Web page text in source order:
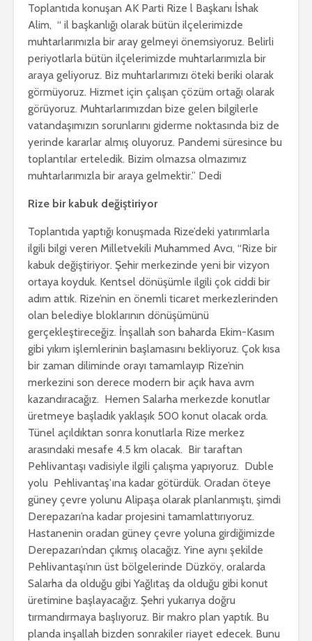
Toplantıda konuşan AK Parti Rize l Başkanı İshak
Alim, “ il başkanlığı olarak bütün ilçelerimizde
muhtarlarımızla bir aray gelmeyi önemsiyoruz. Belirli
periyotlarla bütün ilçelerimizde muhtarlarımızla bir
araya geliyoruz. Biz muhtarlarımızı öteki beriki olarak
görmüyoruz. Hizmet için çalışan çözüm ortağı olarak
görüyoruz. Muhtarlarımızdan bize gelen bilgilerle
vatandaşımızın sorunlarını giderme noktasında biz de
yerinde kararlar almış oluyoruz. Pandemi süresince bu
toplantılar erteledik. Bizim olmazsa olmazımız
muhtarlarımızla bir araya gelmektir.” Dedi
Rize bir kabuk değiştiriyor
Toplantıda yaptığı konuşmada Rize’deki yatırımlarla
ilgili bilgi veren Milletvekili Muhammed Avcı, “Rize bir
kabuk değiştiriyor. Şehir merkezinde yeni bir vizyon
ortaya koyduk. Kentsel dönüşümle ilgili çok ciddi bir
adım attık. Rize’nin en önemli ticaret merkezlerinden
olan belediye bloklarının dönüşümünü
gerçekleştireceğiz. İnşallah son baharda Ekim-Kasım
gibi yıkım işlemlerinin başlamasını bekliyoruz. Çok kısa
bir zaman diliminde orayı tamamlayıp Rize’nin
merkezini son derece modern bir açık hava avm
kazandıracağız. Hemen Salarha merkezde konutlar
üretmeye başladık yaklaşık 500 konut olacak orda.
Tünel açıldıktan sonra konutlarla Rize merkez
arasındaki mesafe 4.5 km olacak. Bir taraftan
Pehlivantaşı vadisiyle ilgili çalışma yapıyoruz. Duble
yolu Pehlivantaş’ına kadar götürdük. Oradan öteye
güney çevre yolunu Alipaşa olarak planlanmıştı, şimdi
Derepazarı’na kadar projesini tamamlattırıyoruz.
Hastanenin oradan güney çevre yoluna girdiğimizde
Derepazarı’ndan çıkmış olacağız. Yine aynı şekilde
Pehlivantaşı’nın üst bölgelerinde Düzköy, oralarda
Salarha da olduğu gibi Yağlıtaş da olduğu gibi konut
üretimine başlayacağız. Şehri yukarıya doğru
tırmandırmaya başlıyoruz. Bir makro plan yaptık. Bu
planda inşallah bizden sonrakiler riayet edecek. Bunu